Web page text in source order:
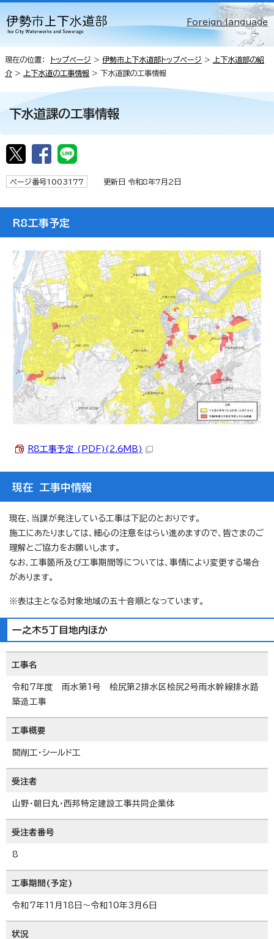
Foreign language
現在の位置： トップページ > 伊勢市上下水道部トップページ >
上下水道部の紹
介 > 上下水道の工事情報 > 下水道課の工事情報
下水道課の工事情報
ページ番号1003177 更新日 令和8年7月2日
R8工事予定
R8工事予定 (PDF)(2.6MB)
現在 工事中情報
現在、当課が発注している工事は下記のとおりです。
施工にあたりましては、細心の注意をはらい進めますので、皆さまのご
理解とご協力をお願いします。
なお、工事箇所及び工事期間等については、事情により変更する場合
があります。
※表は主となる対象地域の五十音順となっています。
一之木5丁目地内ほか
工事名
令和7年度 雨水第1号 桧尻第2排水区桧尻2号雨水幹線排水路
築造工事
工事概要
開削工・シールド工
受注者
山野・朝日丸・西邦特定建設工事共同企業体
受注者番号
8
工事期間(予定)
令和7年11月18日～令和10年3月6日
状況